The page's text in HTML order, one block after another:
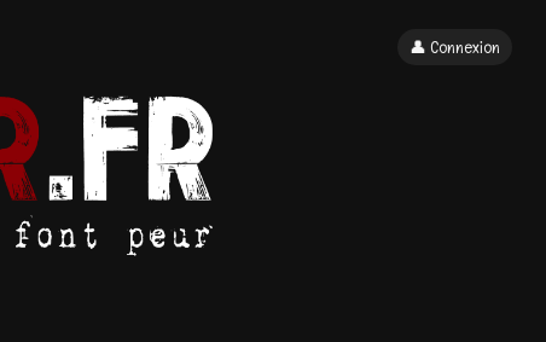
👤 Connexion